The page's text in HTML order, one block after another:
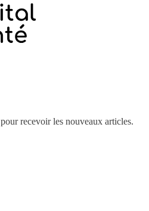
recevoir les nouveaux articles.